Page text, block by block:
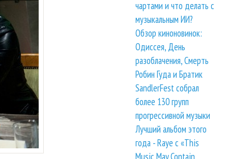
чартами и что делать с
музыкальным ИИ?
Обзор киноновинок:
Одиссея, День
разоблачения, Смерть
Робин Гуда и Братик
SandlerFest собрал
более 130 групп
прогрессивной музыки
Лучший альбом этого
года - Raye с «This